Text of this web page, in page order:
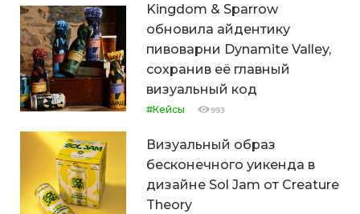
Kingdom & Sparrow
обновила айдентику
пивоварни Dynamite Valley,
сохранив её главный
визуальный код
#Кейсы 993
Визуальный образ
бесконечного уикенда в
дизайне Sol Jam от Creature
Theory